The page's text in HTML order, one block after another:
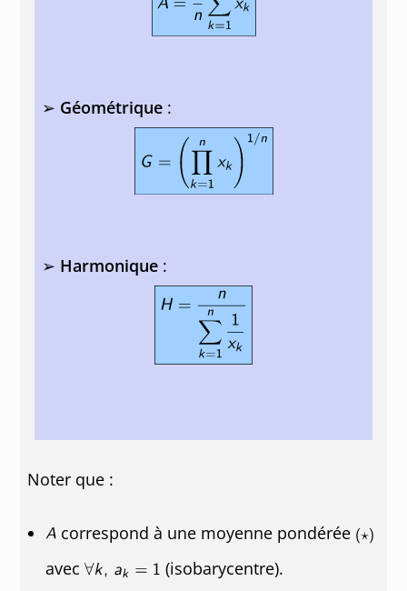
➢ Géométrique:
➢ Harmonique:
Noter que :
correspond à une moyenne pondérée
avec
(isobarycentre).